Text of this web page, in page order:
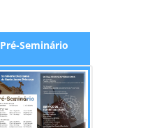
Pré-Seminário